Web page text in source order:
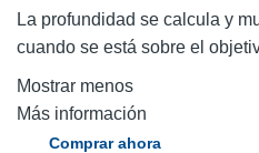
La profundidad se calcula y
cuando se está sobre el
Mostrar menos
Más información
Comprar ahora